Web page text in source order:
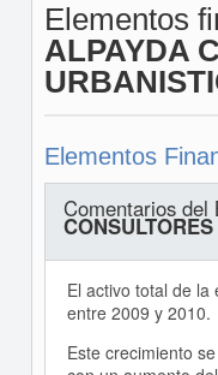
Elementos
ALPAYDA
Elementos
Comentarios del
El activo total de
entre 2009 y 2010.
Este crecimiento